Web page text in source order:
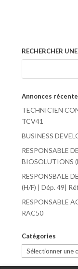
RECHERCHER
Annonces
TECHNICIEN
TCV41
BUSINESS
RESPONSABLE
BIOSOLUTIONS
RESPONSBALE
(H/F) | Dép. 49|
RESPONSABLE
RAC50
Catégories
Catégories